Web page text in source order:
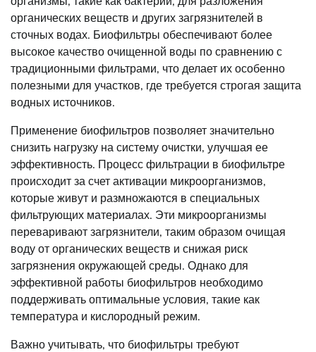
органических веществ и других загрязнителей в
сточных водах. Биофильтры обеспечивают более
высокое качество очищенной воды по сравнению с
традиционными фильтрами, что делает их особенно
полезными для участков, где требуется строгая защита
водных источников.
Применение биофильтров позволяет значительно
снизить нагрузку на систему очистки, улучшая ее
эффективность. Процесс фильтрации в биофильтре
происходит за счет активации микроорганизмов,
которые живут и размножаются в специальных
фильтрующих материалах. Эти микроорганизмы
переваривают загрязнители, таким образом очищая
воду от органических веществ и снижая риск
загрязнения окружающей среды. Однако для
эффективной работы биофильтров необходимо
поддерживать оптимальные условия, такие как
температура и кислородный режим.
Важно учитывать, что биофильтры требуют